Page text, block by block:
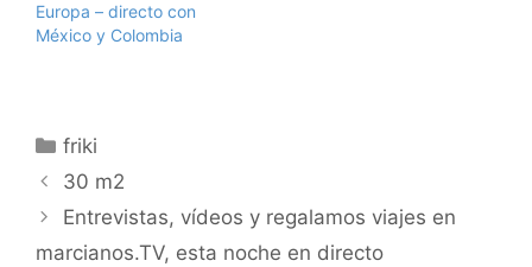
otras,…
Europa – directo con
México y Colombia
Categorías
friki
30 m2
Entrevistas, vídeos y regalamos viajes en
marcianos.TV, esta noche en directo